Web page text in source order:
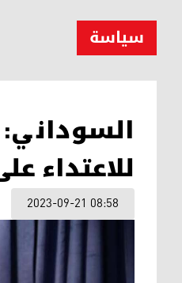
سیاسة
للاعتداء
2023-09-21 08:58